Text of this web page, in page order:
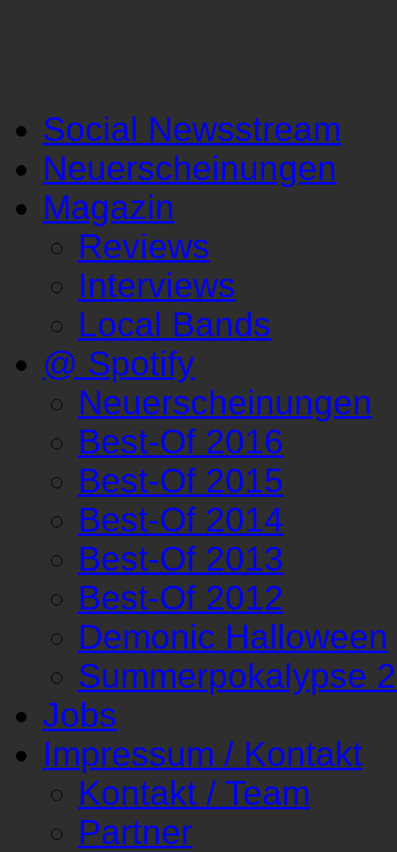
Social Newsstream
Neuerscheinungen
Magazin
Reviews
Interviews
Local Bands
@ Spotify
Neuerscheinungen
Best-Of 2016
Best-Of 2015
Best-Of 2014
Best-Of 2013
Best-Of 2012
Demonic Halloween
Summerpokalypse
Jobs
Impressum / Kontakt
Kontakt / Team
Partner